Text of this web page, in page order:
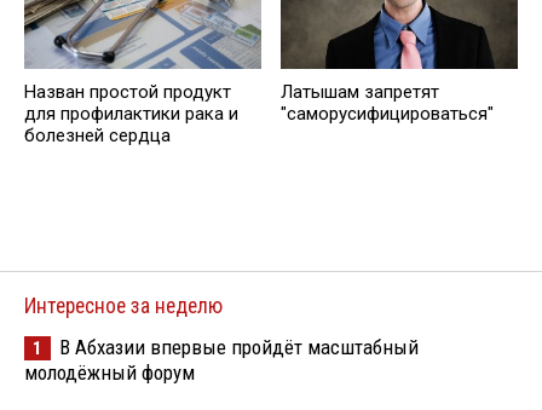
Назван простой продукт
для профилактики рака и
болезней сердца
Латышам запретят
"саморусифицироваться"
Интересное за неделю
1
В Абхазии впервые пройдёт масштабный
молодёжный форум